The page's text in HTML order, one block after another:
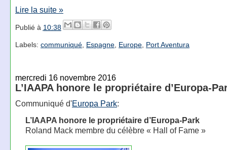
Lire la suite »
Publié à 10:38
Labels: communiqué, Espagne, Europe, Port Aventura
mercredi 16 novembre 2016
L’IAAPA honore le propriétaire d’Europa-
Communiqué d'Europa Park:
L’IAAPA honore le propriétaire d’Europa-Park
Roland Mack membre du célèbre « Hall of Fame »